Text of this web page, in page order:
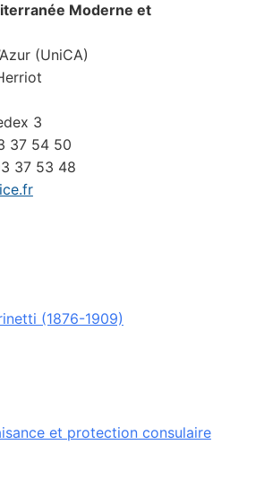
Moderne et
(UniCA)
3
37 54 50
37 53 48
(1876-1909)
et protection consulaire